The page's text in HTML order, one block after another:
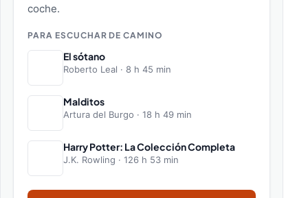
coche.
PARA ESCUCHAR DE CAMINO
El sótano
Roberto Leal · 8 h 45 min
Malditos
Artura del Burgo · 18 h 49 min
Harry Potter: La Colección Completa
J.K. Rowling · 126 h 53 min